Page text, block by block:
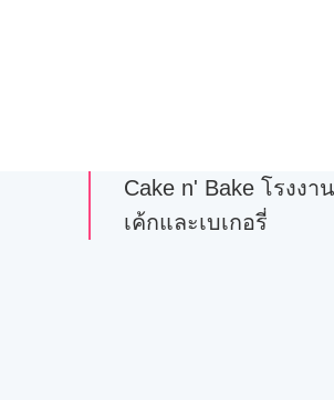
Cake n' Bake โรงงา
เค้กและเบเกอรี่